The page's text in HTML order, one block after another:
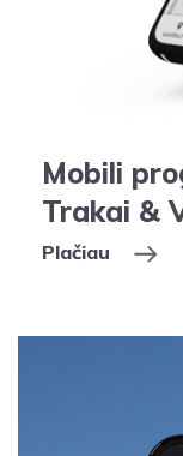
Mobili
Trakai &
Plačiau